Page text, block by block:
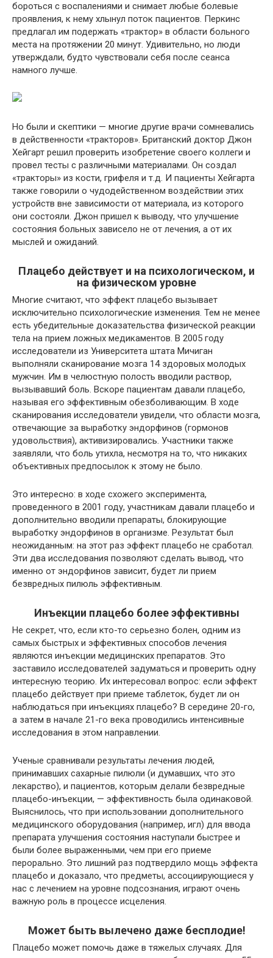
бороться с воспалениями и снимает любые болевые
проявления, к нему хлынул поток пациентов. Перкинс
предлагал им подержать «трактор» в области больного
места на протяжении 20 минут. Удивительно, но люди
утверждали, будто чувствовали себя после сеанса
намного лучше.
Но были и скептики — многие другие врачи сомневались
в действенности «тракторов». Британский доктор Джон
Хейгарт решил проверить изобретение своего коллеги и
провел тесты с различными материалами. Он создал
«тракторы» из кости, грифеля и т.д. И пациенты Хейгарта
также говорили о чудодейственном воздействии этих
устройств вне зависимости от материала, из которого
они состояли. Джон пришел к выводу, что улучшение
состояния больных зависело не от лечения, а от их
мыслей и ожиданий.
Плацебо действует и на психологическом, и
на физическом уровне
Многие считают, что эффект плацебо вызывает
исключительно психологические изменения. Тем не менее
есть убедительные доказательства физической реакции
тела на прием ложных медикаментов. В 2005 году
исследователи из Университета штата Мичиган
выполняли сканирование мозга 14 здоровых молодых
мужчин. Им в челюстную полость вводили раствор,
вызывавший боль. Вскоре пациентам давали плацебо,
называя его эффективным обезболивающим. В ходе
сканирования исследователи увидели, что области мозга,
отвечающие за выработку эндорфинов (гормонов
удовольствия), активизировались. Участники также
заявляли, что боль утихла, несмотря на то, что никаких
объективных предпосылок к этому не было.
Это интересно: в ходе схожего эксперимента,
проведенного в 2001 году, участникам давали плацебо и
дополнительно вводили препараты, блокирующие
выработку эндорфинов в организме. Результат был
неожиданным: на этот раз эффект плацебо не сработал.
Эти два исследования позволяют сделать вывод, что
именно от эндорфинов зависит, будет ли прием
безвредных пилюль эффективным.
Инъекции плацебо более эффективны
Не секрет, что, если кто-то серьезно болен, одним из
самых быстрых и эффективных способов лечения
являются инъекции медицинских препаратов. Это
заставило исследователей задуматься и проверить одну
интересную теорию. Их интересовал вопрос: если эффект
плацебо действует при приеме таблеток, будет ли он
наблюдаться при инъекциях плацебо? В середине 20-го,
а затем в начале 21-го века проводились интенсивные
исследования в этом направлении.
Ученые сравнивали результаты лечения людей,
принимавших сахарные пилюли (и думавших, что это
лекарство), и пациентов, которым делали безвредные
плацебо-инъекции, — эффективность была одинаковой.
Выяснилось, что при использовании дополнительного
медицинского оборудования (например, игл) для ввода
препарата улучшения состояния наступали быстрее и
были более выраженными, чем при его приеме
перорально. Это лишний раз подтвердило мощь эффекта
плацебо и доказало, что предметы, ассоциирующиеся у
нас с лечением на уровне подсознания, играют очень
важную роль в процессе исцеления.
Может быть вылечено даже бесплодие!
Плацебо может помочь даже в тяжелых случаях. Для